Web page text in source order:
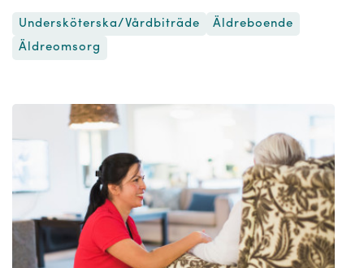
Undersköterska/Vårdbiträde
Äldreboende
Äldreomsorg